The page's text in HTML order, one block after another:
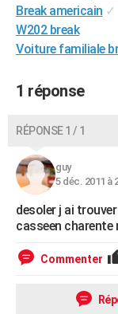
GUIDES D'ACHAT
BONS PLANS
CARTE DE VOEUX
COPAINS D'AVANT
S'inscrire
Se connecter
Lycées
Collèges
Primaires
Universités
Entreprises
Service militaire
Avis de recherche
AVIS DE DÉCÈS
FORUM
Break americain ✓
W202 break
Voiture familiale
1 réponse
RÉPONSE 1 / 1
guy
5 déc. 2011 à
desoler j ai
casseen charente
Commenter